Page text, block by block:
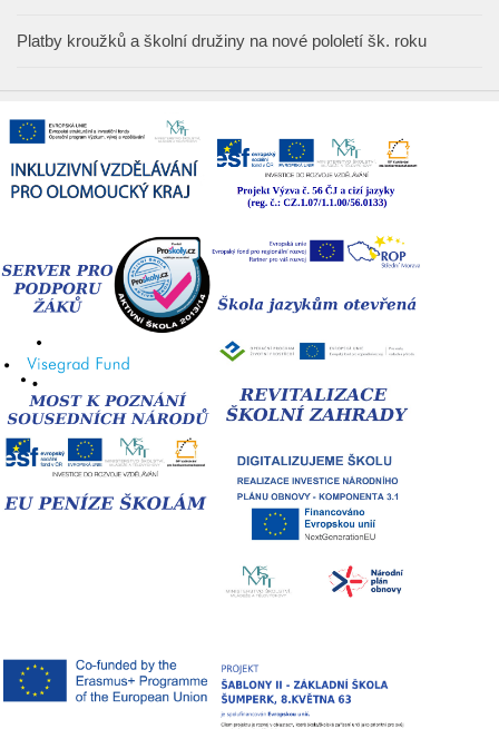
Platby kroužků a školní družiny na nové pololetí šk. roku